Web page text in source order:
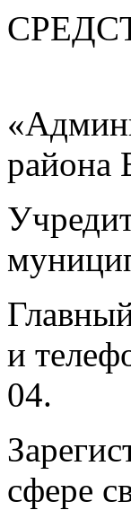
района
и
04.
сфере